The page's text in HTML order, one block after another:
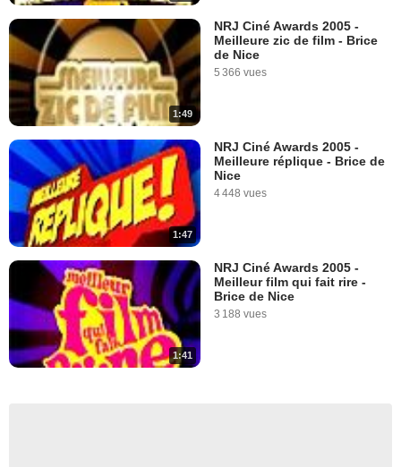
1:49
NRJ Ciné Awards 2005 -
Meilleure zic de film - Brice
de Nice
5 366 vues
1:47
NRJ Ciné Awards 2005 -
Meilleure réplique - Brice de
Nice
4 448 vues
1:41
NRJ Ciné Awards 2005 -
Meilleur film qui fait rire -
Brice de Nice
3 188 vues